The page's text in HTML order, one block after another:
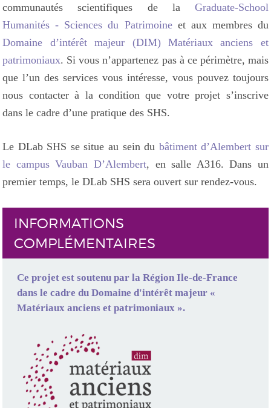
communautés scientifiques de la Graduate-School
Humanités - Sciences du Patrimoineet aux membres du
Domaine d’intérêt majeur (DIM) Matériaux anciens et
patrimoniaux. Si vous n’appartenez pas à ce périmètre, mais
que l’un des services vous intéresse, vous pouvez toujours
nous contacter à la condition que votre projet s’inscrive
dans le cadre d’une pratique des SHS.
Le DLab SHS se situe au sein du bâtiment d’Alembert sur
le campus Vauban D’Alembert, en salle A316. Dans un
premier temps, le DLab SHS sera ouvert sur rendez-vous.
INFORMATIONS
COMPLÉMENTAIRES
Ce projet est soutenu par la Région Ile-de-France
dans le cadre du Domaine d'intérêt majeur «
Matériaux anciens et patrimoniaux ».